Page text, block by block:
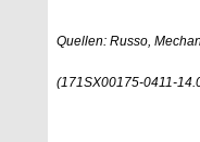
Quellen: Russo,
(171SX00175-0411-